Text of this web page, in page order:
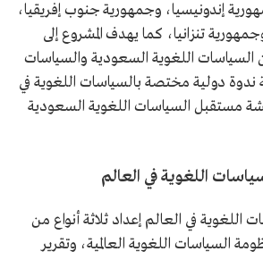
إندونيسيا، وجمهورية جنوب إفريقيا،
تنزانيا، كما يهدف المشروع إلى
السياسات اللغوية السعودية والسياسات
ندوة دولية مختصة بالسياسات اللغوية في
مستقبل السياسات اللغوية السعودية
اللغوية في العالم
في العالم إعداد ثلاثة أنواع من
السياسات اللغوية العالمية، وتقرير